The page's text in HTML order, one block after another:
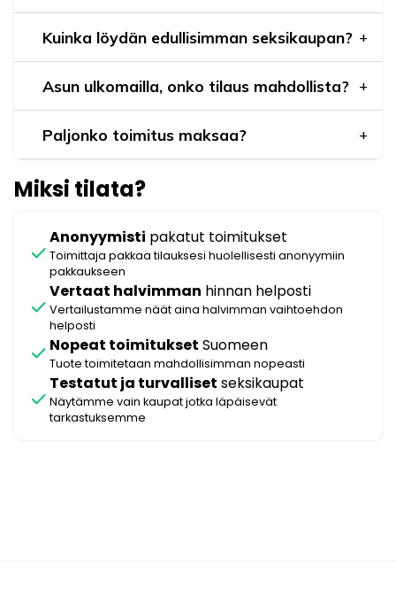
Kuinka löydän edullisimman seksikaupan?
Asun ulkomailla, onko tilaus mahdollista?
Paljonko toimitus maksaa?
Miksi tilata?
check
Anonyymisti pakatut toimitukset
Toimittaja pakkaa tilauksesi huolellisesti anonyymiin
pakkaukseen
check
Vertaat halvimman hinnan helposti
Vertailustamme näät aina halvimman vaihtoehdon
helposti
check Nopeat toimitukset Suomeen
Tuote toimitetaan mahdollisimman nopeasti
check
Testatut ja turvalliset seksikaupat
Näytämme vain kaupat jotka läpäisevät
tarkastuksemme